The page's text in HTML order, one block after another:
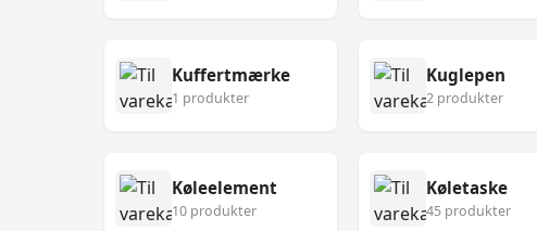
Kuffertmærke
1 produkter
Kuglepen
2 produkter
Køleelement
10 produkter
Køletaske
45 produkter